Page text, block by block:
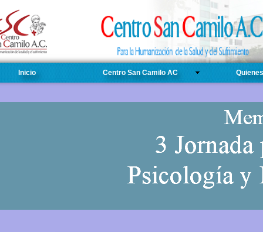
Inicio Centro San Camilo AC
Simposium